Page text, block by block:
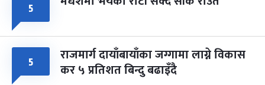
५
५ राजमार्ग दायाँबायाँका जग्गामा लाग्ने विकास
कर ५ प्रतिशत बिन्दु बढाइँदै